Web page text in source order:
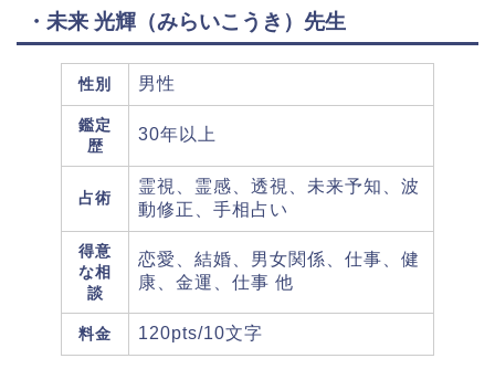
・未来 光輝（みらいこうき）先生
性別 男性
鑑定
歴
30年以上
占術
霊視、霊感、透視、未来予知、波
動修正、手相占い
得意
な相
談
恋愛、結婚、男女関係、仕事、健
康、金運、仕事 他
料金 120pts/10文字